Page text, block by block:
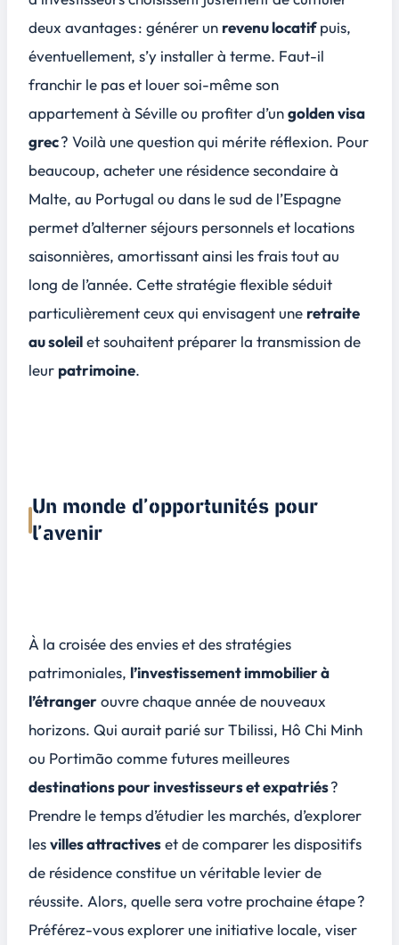
deux avantages : générer un revenu locatifpuis,
éventuellement, s’y installer à terme. Faut-il
franchir le pas et louer soi-même son
appartement à Séville ou profiter d’ungolden visa
grec? Voilà une question qui mérite réflexion. Pour
beaucoup, acheter une résidence secondaire à
Malte, au Portugal ou dans le sud de l’Espagne
permet d’alterner séjours personnels et locations
saisonnières, amortissant ainsi les frais tout au
long de l’année. Cette stratégie flexible séduit
particulièrement ceux qui envisagent une retraite
au soleilet souhaitent préparer la transmission de
leur patrimoine.
Un monde d’opportunités pour
l’avenir
À la croisée des envies et des stratégies
patrimoniales, l’investissement immobilier à
l’étrangerouvre chaque année de nouveaux
horizons. Qui aurait parié sur Tbilissi, Hô Chi Minh
ou Portimão comme futures meilleures
destinations pour investisseurs et expatriés?
Prendre le temps d’étudier les marchés, d’explorer
lesvilles attractiveset de comparer les dispositifs
de résidence constitue un véritable levier de
réussite. Alors, quelle sera votre prochaine étape ?
Préférez-vous explorer une initiative locale, viser